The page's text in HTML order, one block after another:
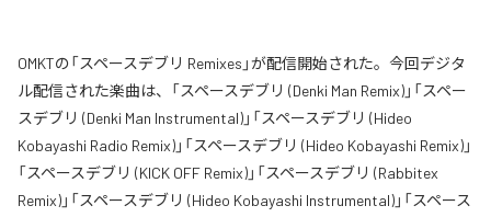
OMKTの「スペースデブリ Remixes」が配信開始された。今回デジタ
ル配信された楽曲は、「スペースデブリ (Denki Man Remix)」「スペー
スデブリ (Denki Man Instrumental)」「スペースデブリ (Hideo
Kobayashi Radio Remix)」「スペースデブリ (Hideo Kobayashi Remix)」
「スペースデブリ (KICK OFF Remix)」「スペースデブリ (Rabbitex
Remix)」「スペースデブリ (Hideo Kobayashi Instrumental)」「スペース